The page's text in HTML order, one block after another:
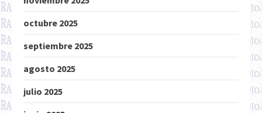
octubre 2025
septiembre 2025
agosto 2025
julio 2025